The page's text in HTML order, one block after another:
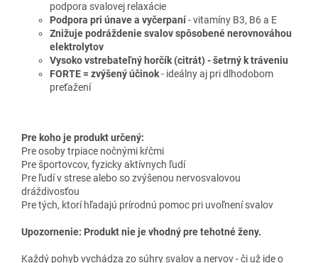
podpora svalovej relaxácie
Podpora pri únave a vyčerpaní- vitamíny B3, B6 a E
Znižuje podráždenie svalov spôsobené nerovnováhou
elektrolytov
Vysoko vstrebateľný horčík (citrát) - šetrný k tráveniu
FORTE = zvýšený účinok- ideálny aj pri dlhodobom
preťažení
Pre koho je produkt určený:
Pre osoby trpiace nočnými kŕčmi
Pre športovcov, fyzicky aktívnych ľudí
Pre ľudí v strese alebo so zvýšenou nervosvalovou
dráždivosťou
Pre tých, ktorí hľadajú prírodnú pomoc pri uvoľnení svalov
Upozornenie: Produkt nie je vhodný pre tehotné ženy.
Každý pohyb vychádza zo súhry svalov a nervov - či už ide o